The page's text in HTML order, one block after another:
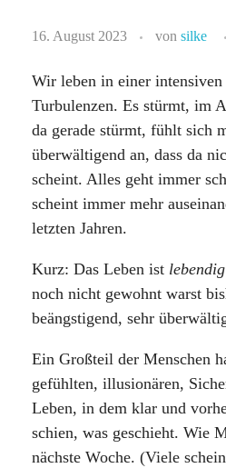
16. August 2023 von silke
Wir leben in einer
Turbulenzen. Es stürmt, im
da gerade stürmt, fühlt sich
überwältigend an, dass da
scheint. Alles geht immer
scheint immer mehr
letzten Jahren.
Kurz: Das Leben ist lebendig
noch nicht gewohnt warst
beängstigend, sehr
Ein Großteil der Menschen
gefühlten, illusionären,
Leben, in dem klar und
schien, was geschieht. Wie
nächste Woche. (Viele